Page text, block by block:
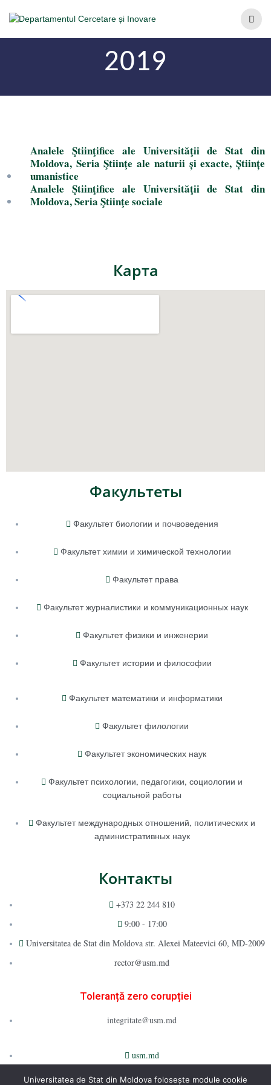
2019
Analele Ştiinţifice ale Universităţii de Stat din
Moldova, Seria Ştiinţe ale naturii și exacte, Științe
umanistice
Analele Ştiinţifice ale Universităţii de Stat din
Moldova, Seria Ştiinţe sociale
Карта
Факультеты
Факультет биологии и почвоведения
Факультет химии и химической технологии
Факультет права
Факультет журналистики и коммуникационных наук
Факультет физики и инженерии
Факультет истории и философии
Факультет математики и информатики
Факультет филологии
Факультет экономических наук
Факультет психологии, педагогики, социологии и
социальной работы
Факультет международных отношений, политических и
административных наук
Контакты
+373 22 244 810
9:00 - 17:00
Universitatea de Stat din Moldova str. Alexei Mateevici 60, MD-2009
rector@usm.md
Toleranță zero corupției
integritate@usm.md
usm.md
Universitatea de Stat din Moldova folosește module cookie